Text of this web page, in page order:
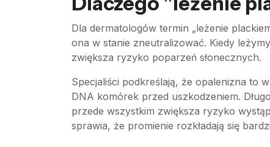
Dla dermatologów termin „leżenie
ona w stanie zneutralizować. Kiedy
zwiększa ryzyko poparzeń słonecznych.
Specjaliści podkreślają, że opalenizna to
DNA komórek przed uszkodzeniem.
przede wszystkim zwiększa ryzyko
sprawia, że promienie rozkładają się